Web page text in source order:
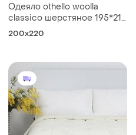
Одеяло othello woolla
classico шерстяное 195*215
евро
200x220